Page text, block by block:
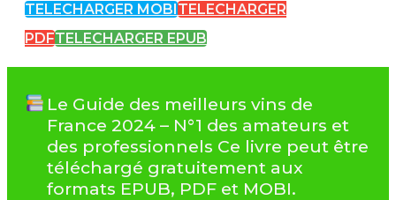
TELECHARGER MOBI TELECHARGER
PDFTELECHARGER EPUB
Le Guide des meilleurs vins de
France 2024 – N°1 des amateurs et
des professionnels Ce livre peut être
téléchargé gratuitement aux
formats EPUB, PDF et MOBI.